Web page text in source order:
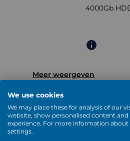
4000Gb
Meer weergeven
DVD / Blu-Ray
We use cookies
We may place these for analysis of our
website, show personalised content
experience. For more information
settings.